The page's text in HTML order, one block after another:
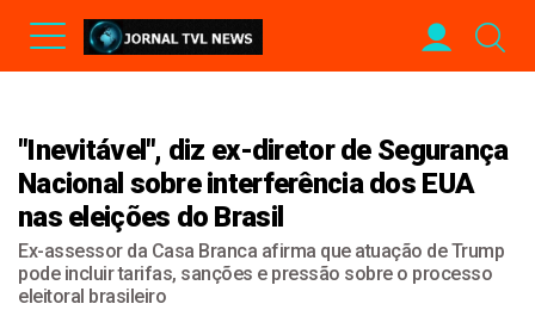
"Inevitável", diz ex-diretor de Segurança
Nacional sobre interferência dos EUA
nas eleições do Brasil
Ex-assessor da Casa Branca afirma que atuação de Trump
pode incluir tarifas, sanções e pressão sobre o processo
eleitoral brasileiro